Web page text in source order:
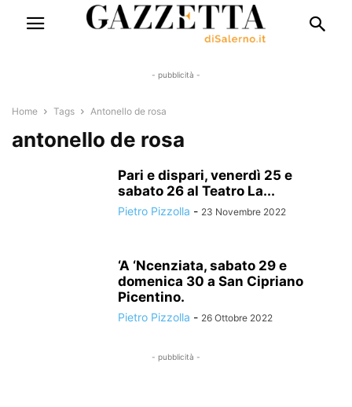
- pubblicità -
Home Tags Antonello de rosa
antonello de rosa
Pari e dispari, venerdì 25 e
sabato 26 al Teatro La...
Pietro Pizzolla - 23 Novembre 2022
‘A ‘Ncenziata, sabato 29 e
domenica 30 a San Cipriano
Picentino.
Pietro Pizzolla - 26 Ottobre 2022
- pubblicità -